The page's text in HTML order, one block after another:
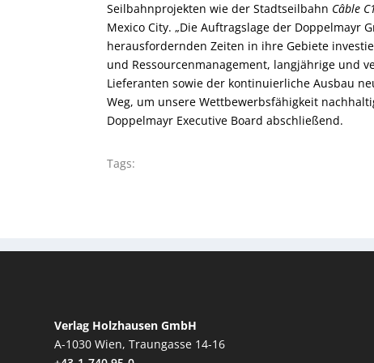
Seilbahnprojekten wie der Stadtseilbahn Câble C1
Mexico City. „Die Auftragslage der
herausfordernden Zeiten in ihre Gebiete
und Ressourcenmanagement, langjährige und
Lieferanten sowie der kontinuierliche Ausbau
Weg, um unsere Wettbewerbsfähigkeit
Doppelmayr Executive Board abschließend.
Tags:
Verlag Holzhausen GmbH
A-1030 Wien, Traungasse 14-16